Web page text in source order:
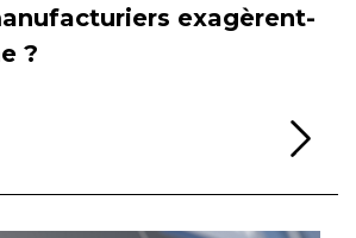
exagèrent-
?